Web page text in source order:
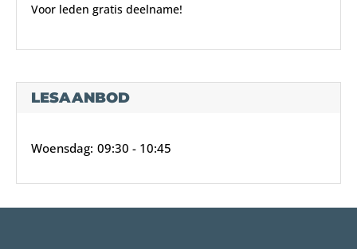
Voor leden gratis deelname!
LESAANBOD
Woensdag: 09:30 - 10:45